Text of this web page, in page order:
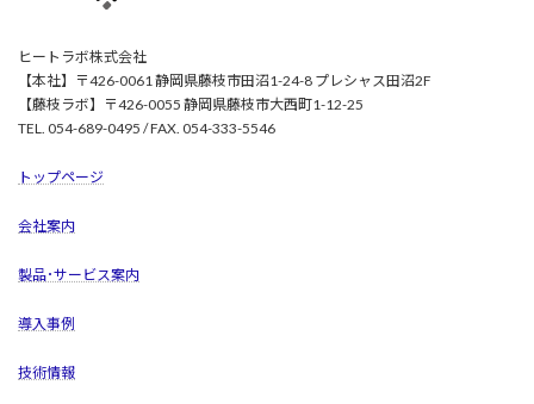
ヒートラボ株式会社
【本社】〒426-0061 静岡県藤枝市田沼1-24-8 プレシャス田沼2F
【藤枝ラボ】〒426-0055 静岡県藤枝市大西町1-12-25
TEL. 054-689-0495 / FAX. 054-333-5546
トップページ
会社案内
製品･サービス案内
導入事例
技術情報